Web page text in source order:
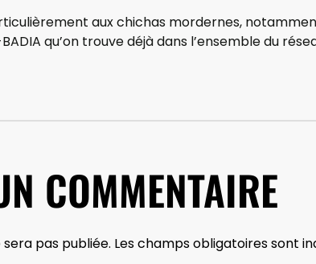
aux chichas mordernes,
qu’on trouve déjà dans l’ensemble du
COMMENTAIRE
pas publiée. Les champs obligatoires sont